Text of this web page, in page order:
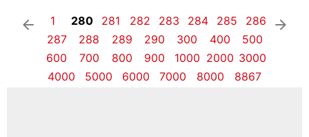
arrow_left 1 280 281 282 283 284 285
286
287
288 289 290 300 400
500
600
700 800 900 1000 2000 3000
4000
5000 6000 7000 8000 8867
arrow_right